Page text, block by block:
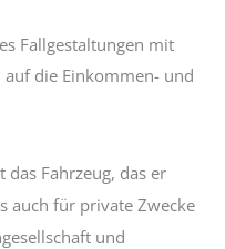
Fallgestaltungen mit
die Einkommen- und
Fahrzeug, das er
auch für private Zwecke
und